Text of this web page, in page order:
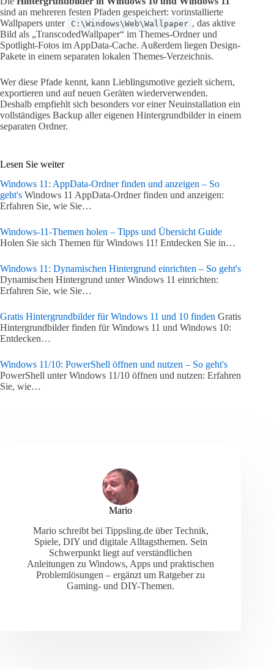
sind an mehreren festen Pfaden gespeichert: vorinstallierte
Wallpapers unter
C:\Windows\Web\Wallpaper , das aktive
Bild als „TranscodedWallpaper“ im Themes-Ordner und
Spotlight-Fotos im AppData-Cache. Außerdem liegen Design-
Pakete in einem separaten lokalen Themes-Verzeichnis.
Wer diese Pfade kennt, kann Lieblingsmotive gezielt sichern,
exportieren und auf neuen Geräten wiederverwenden.
Deshalb empfiehlt sich besonders vor einer Neuinstallation ein
vollständiges Backup aller eigenen Hintergrundbilder in einem
separaten Ordner.
Lesen Sie weiter
Windows 11: AppData-Ordner finden und anzeigen – So
geht's Windows 11 AppData-Ordner finden und anzeigen:
Erfahren Sie, wie Sie…
Windows-11-Themen holen – Tipps und Übersicht Guide
Holen Sie sich Themen für Windows 11! Entdecken Sie in…
Windows 11: Dynamischen Hintergrund einrichten – So geht's
Dynamischen Hintergrund unter Windows 11 einrichten:
Erfahren Sie, wie Sie…
Gratis Hintergrundbilder für Windows 11 und 10 finden Gratis
Hintergrundbilder finden für Windows 11 und Windows 10:
Entdecken…
Windows 11/10: PowerShell öffnen und nutzen – So geht's
PowerShell unter Windows 11/10 öffnen und nutzen: Erfahren
Sie, wie…
Mario
Mario schreibt bei Tippsling.de über Technik,
Spiele, DIY und digitale Alltagsthemen. Sein
Schwerpunkt liegt auf verständlichen
Anleitungen zu Windows, Apps und praktischen
Problemlösungen – ergänzt um Ratgeber zu
Gaming- und DIY-Themen.